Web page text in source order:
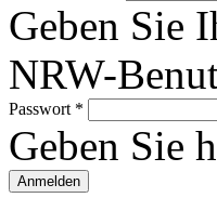
Geben Sie
NRW-
Passwort *
Geben Sie